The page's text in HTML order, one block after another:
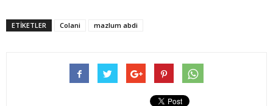
ETIKETLER Colani mazlum abdi